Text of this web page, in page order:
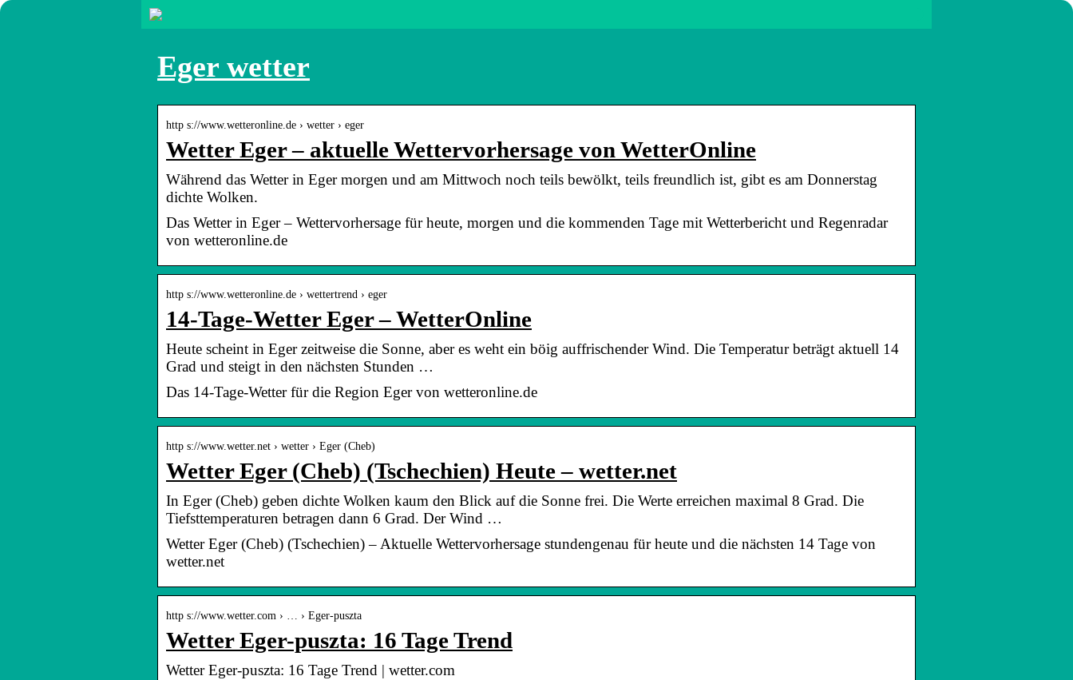
Eger wetter
http s://www.wetteronline.de › wetter › eger
Wetter Eger – aktuelle Wettervorhersage von WetterOnline
Während das Wetter in Eger morgen und am Mittwoch noch teils bewölkt, teils freundlich ist, gibt es am Donnerstag
dichte Wolken.
Das Wetter in Eger – Wettervorhersage für heute, morgen und die kommenden Tage mit Wetterbericht und Regenradar
von wetteronline.de
http s://www.wetteronline.de › wettertrend › eger
14-Tage-Wetter Eger – WetterOnline
Heute scheint in Eger zeitweise die Sonne, aber es weht ein böig auffrischender Wind. Die Temperatur beträgt aktuell 14
Grad und steigt in den nächsten Stunden …
Das 14-Tage-Wetter für die Region Eger von wetteronline.de
http s://www.wetter.net › wetter › Eger (Cheb)
Wetter Eger (Cheb) (Tschechien) Heute – wetter.net
In Eger (Cheb) geben dichte Wolken kaum den Blick auf die Sonne frei. Die Werte erreichen maximal 8 Grad. Die
Tiefsttemperaturen betragen dann 6 Grad. Der Wind …
Wetter Eger (Cheb) (Tschechien) – Aktuelle Wettervorhersage stundengenau für heute und die nächsten 14 Tage von
wetter.net
http s://www.wetter.com › … › Eger-puszta
Wetter Eger-puszta: 16 Tage Trend
Wetter Eger-puszta: 16 Tage Trend | wetter.com